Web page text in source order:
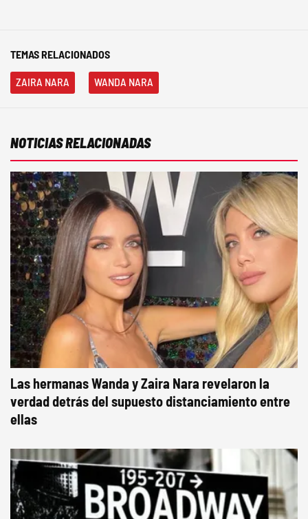
TEMAS RELACIONADOS
ZAIRA NARA WANDA NARA
NOTICIAS RELACIONADAS
Las hermanas Wanda y Zaira Nara revelaron la
verdad detrás del supuesto distanciamiento entre
ellas